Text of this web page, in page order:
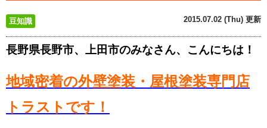
豆知識 2015.07.02 (Thu) 更新
長野県長野市、上田市のみなさん、こんにちは！
地域密着の外壁塗装・屋根塗装専門店
トラストです！